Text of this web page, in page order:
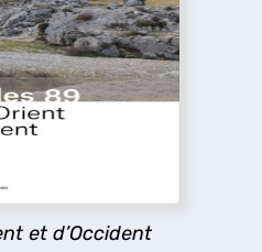
et d’Occident
et d’Occident
et autres voyageurs
y compris dans
ignorant sans doute
routières qu’ils